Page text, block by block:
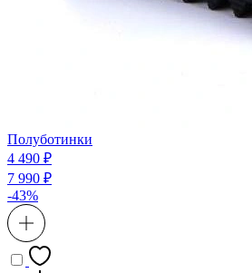
Полуботинки
4 490 ₽
7 990 ₽
-43%